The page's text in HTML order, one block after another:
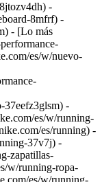
-
8mfrf) -
- [Lo más
es/w/nuevo-
37eefz3glsm) -
es/w/running-
es/running) -
37v7j) -
zapatillas-
w/running-ropa-
es/w/running-